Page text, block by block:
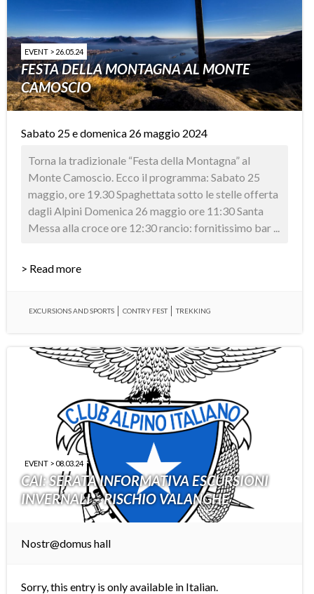
EVENT > 26.05.24
FESTA DELLA MONTAGNA AL MONTE
CAMOSCIO
Sabato 25 e domenica 26 maggio 2024
Torna la tradizionale “Festa della Montagna” al
Monte Camoscio. Ecco il programma: Sabato 25
maggio, ore 19.30 Spaghettata sotto le stelle offerta
dagli Alpini Domenica 26 maggio ore 11:30 Santa
Messa alla croce ore 12:30 rancio: fornitissimo bar ...
> Read more
EXCURSIONS AND SPORTS CONTRY FEST TREKKING
EVENT > 08.03.24
CAI: SERATA INFORMATIVA ESCURSIONI
INVERNALI – RISCHIO VALANGHE
Nostr@domus hall
Sorry, this entry is only available in Italian.